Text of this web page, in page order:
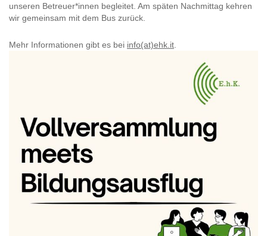
unseren Betreuer*innen begleitet. Am späten Nachmittag kehren
wir gemeinsam mit dem Bus zurück.
Mehr Informationen gibt es bei info(at)ehk.it